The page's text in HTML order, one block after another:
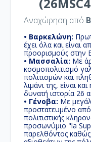
Αναχώρηση από
• Βαρκελώνη:
έχει όλα και είναι
προορισμούς στην
• Μασσαλία: Με
κοσμοπολιτισμό
πολιτισμών και
λιμάνι της, είναι
δυνατή ιστορία 26
• Γένοβα: Με
προστατευμένο
πολιτιστικής
προσωνύμιο "la
παρελθόντος